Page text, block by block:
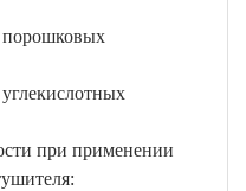
при применении